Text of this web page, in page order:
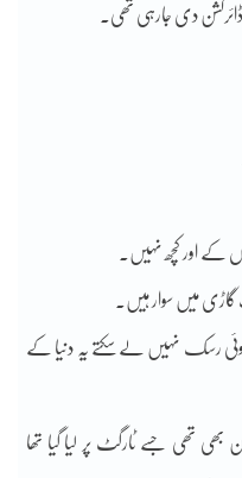
دی جارہی تھی۔
کے اور کچھ نہیں۔
میں سوار ہیں۔
کوئی رسک نہیں لے سکتے یہ دنیا کے
تھی جسے ٹارگٹ پر لیا گیا تھا